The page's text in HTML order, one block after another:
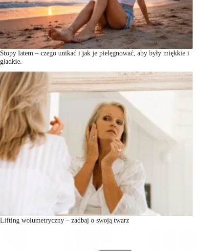
Stopy latem – czego unikać i jak je pielęgnować, aby były miękkie i
gładkie.
Lifting wolumetryczny – zadbaj o swoją twarz